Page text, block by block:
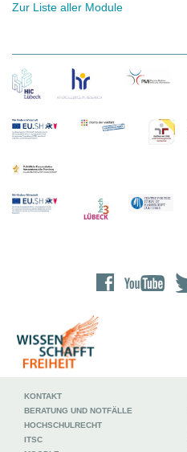
Zur Liste aller Module
KONTAKT
BERATUNG UND NOTFÄLLE
HOCHSCHULRECHT
ITSC